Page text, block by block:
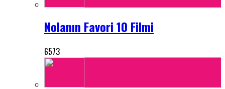
Nolanın Favori 10 Filmi
6573